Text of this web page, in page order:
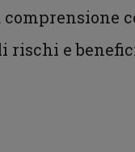
rischi e